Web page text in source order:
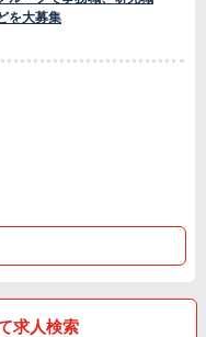
を大募集
求人検索